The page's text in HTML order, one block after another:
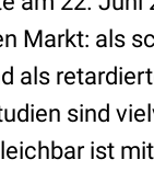
Markt: als
als
sind
ist